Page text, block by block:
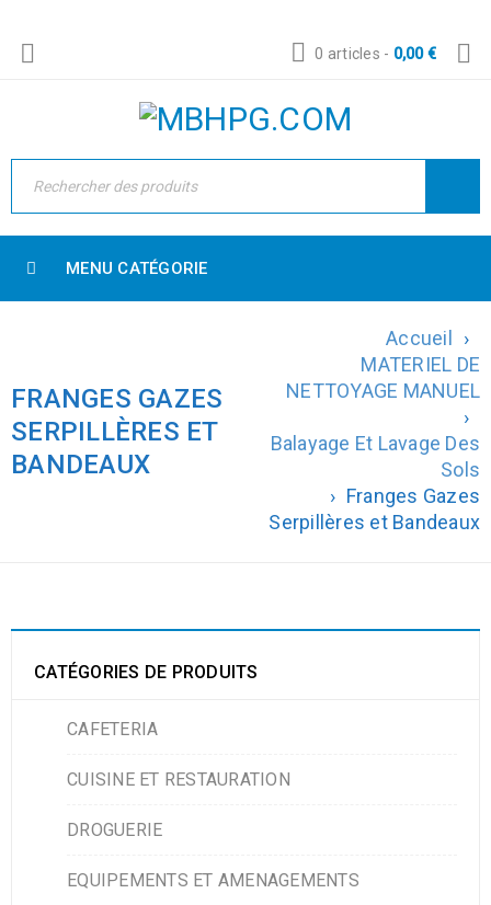
0 articles - 0,00€
MENU CATÉGORIE
FRANGES GAZES
SERPILLÈRES ET
BANDEAUX
Accueil
›
MATERIEL DE
NETTOYAGE MANUEL
›
Balayage Et Lavage Des
Sols
› Franges Gazes
Serpillères et Bandeaux
CATÉGORIES DE PRODUITS
CAFETERIA
CUISINE ET RESTAURATION
DROGUERIE
EQUIPEMENTS ET AMENAGEMENTS